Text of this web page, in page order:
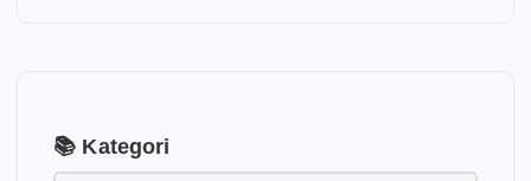
📚 Kategori